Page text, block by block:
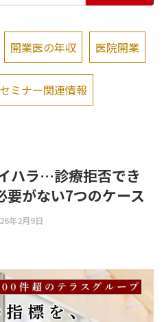
開業医の年収 医院開業
セミナー関連情報
ハラ…診療拒否でき
要がない7つのケース
年2月9日